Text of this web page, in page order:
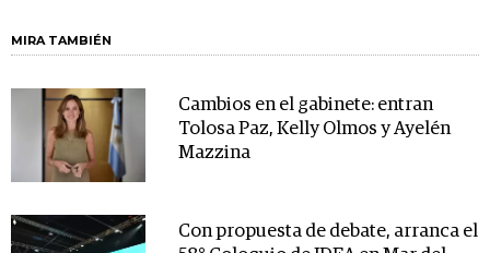
MIRA TAMBIÉN
Cambios en el gabinete: entran
Tolosa Paz, Kelly Olmos y Ayelén
Mazzina
Con propuesta de debate, arranca el